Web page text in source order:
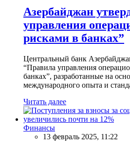
Азербайджан
управления
рисками в банках”
Центральный банк
“Правила управления
банках”, разработанные на
международного опыта и
Читать далее
Финансы
13 февраль 2025, 11:22